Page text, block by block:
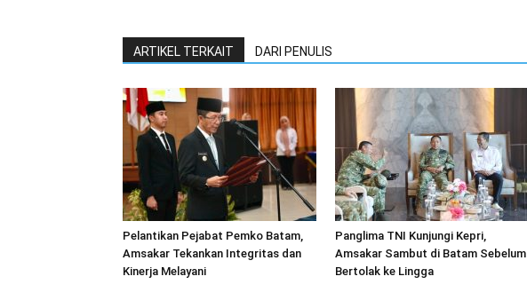
ARTIKEL TERKAIT DARI PENULIS
Pelantikan Pejabat Pemko Batam,
Amsakar Tekankan Integritas dan
Kinerja Melayani
Panglima TNI Kunjungi Kepri,
Amsakar Sambut di Batam Sebelum
Bertolak ke Lingga